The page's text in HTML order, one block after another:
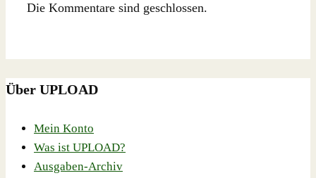
Die Kommentare sind geschlossen.
Über UPLOAD
Mein Konto
Was ist UPLOAD?
Ausgaben-Archiv